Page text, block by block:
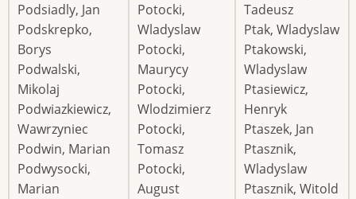
Podsiadly, Jan
Podskrepko,
Borys
Podwalski,
Mikolaj
Podwiazkiewicz,
Wawrzyniec
Podwin, Marian
Podwysocki,
Marian
Potocki,
Wladyslaw
Potocki,
Maurycy
Potocki,
Wlodzimierz
Potocki,
Tomasz
Potocki,
August
Tadeusz
Ptak, Wladyslaw
Ptakowski,
Wladyslaw
Ptasiewicz,
Henryk
Ptaszek, Jan
Ptasznik,
Wladyslaw
Ptasznik, Witold